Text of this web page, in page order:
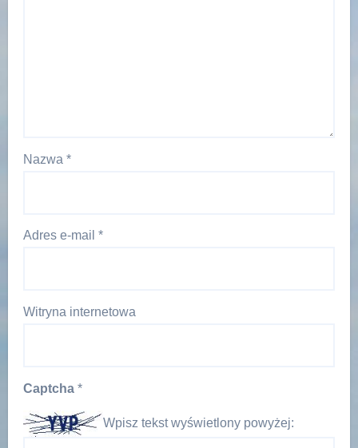
Nazwa *
Adres e-mail *
Witryna internetowa
Captcha *
Wpisz tekst wyświetlony powyżej: